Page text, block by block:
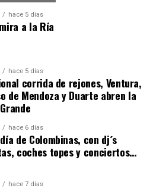
COLOMBINAS 2026
hace 5 días
a la Ría
hace 5 días
corrida de rejones, Ventura,
de Mendoza y Duarte abren la
hace 6 días
de Colombinas, con dj´s
coches topes y conciertos…
hace 7 días